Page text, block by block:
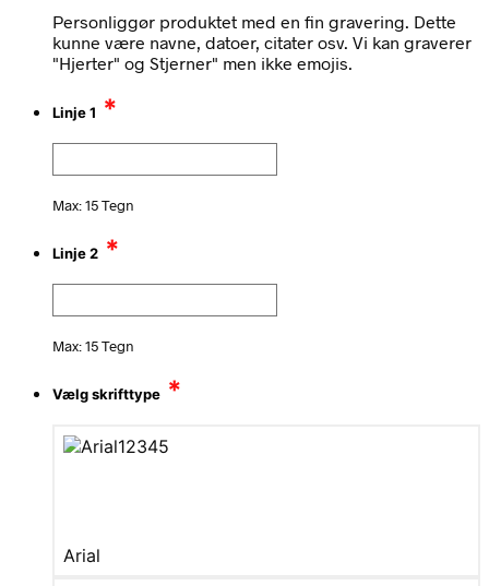
Personliggør produktet med en fin gravering. Dette
kunne være navne, datoer, citater osv. Vi kan graverer
"Hjerter" og Stjerner" men ikke emojis.
Linje 1 *
Max: 15 Tegn
Linje 2 *
Max: 15 Tegn
Vælg skrifttype *
Arial